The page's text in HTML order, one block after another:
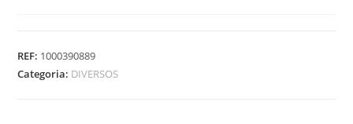
REF: 1000390889
Categoria: DIVERSOS